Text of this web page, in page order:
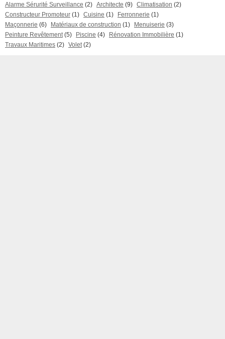
Alarme Sérurité Surveillance (2) Architecte (9) Climatisation (2)
Constructeur Promoteur (1) Cuisine (1) Ferronnerie (1)
Maçonnerie (6) Matériaux de construction (1) Menuiserie (3)
Peinture Revêtement (5) Piscine (4) Rénovation Immobilière (1)
Travaux Maritimes (2) Volet (2)